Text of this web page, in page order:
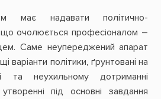
має надавати політично-
що очолюється професіоналом –
Саме неупереджений апарат
варіанти політики, ґрунтовані на
та неухильному дотриманні
під основні завдання